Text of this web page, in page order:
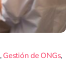
, Gestión de ONGs,